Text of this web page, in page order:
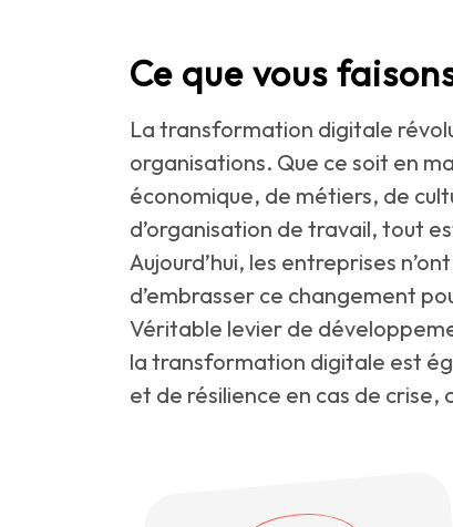
Ce que vous
La transformation digitale
organisations. Que ce soit en
économique, de métiers, de
d’organisation de travail, tout
Aujourd’hui, les entreprises
d’embrasser ce changement
Véritable levier de
la transformation digitale est
et de résilience en cas de crise,